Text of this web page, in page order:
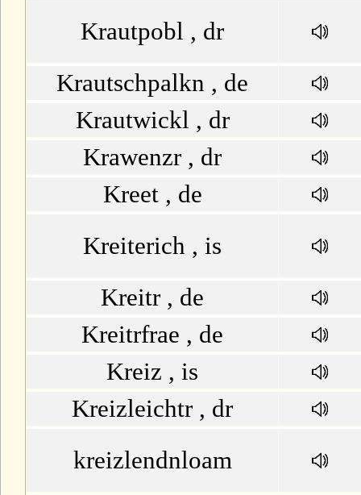
Krautpobl , dr
Krautschpalkn , de
Krautwickl , dr
Krawenzr , dr
Kreet , de
Kreiterich , is
Kreitr , de
Kreitrfrae , de
Kreiz , is
Kreizleichtr , dr
kreizlendnloam